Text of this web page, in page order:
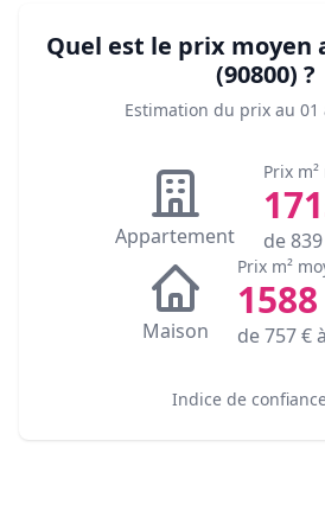
Quel est le prix moyen
(90800) ?
Estimation du prix au 01
Appartement
Prix
de839
Maison
Prix m²
1588
de757€ à
Indice de